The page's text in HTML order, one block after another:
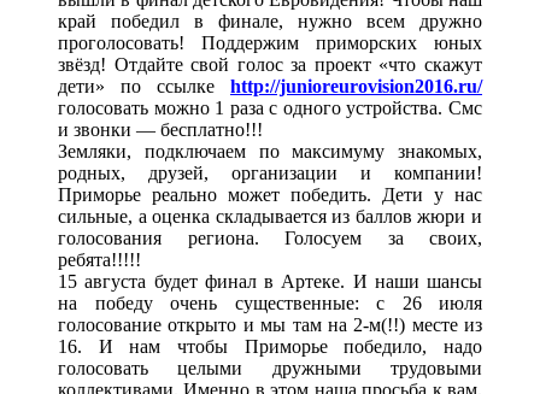
край победил в финале, нужно всем дружно
проголосовать! Поддержим приморских юных
звёзд! Отдайте свой голос за проект «что скажут
дети» по ссылке http://junioreurovision2016.ru/
голосовать можно 1 раза с одного устройства. Смс
и звонки — бесплатно!!!
Земляки, подключаем по максимуму знакомых,
родных, друзей, организации и компании!
Приморье реально может победить. Дети у нас
сильные, а оценка складывается из баллов жюри и
голосования региона. Голосуем за своих,
ребята!!!!!
15 августа будет финал в Артеке. И наши шансы
на победу очень существенные: с 26 июля
голосование открыто и мы там на 2-м(!!) месте из
16. И нам чтобы Приморье победило, надо
голосовать целыми дружными трудовыми